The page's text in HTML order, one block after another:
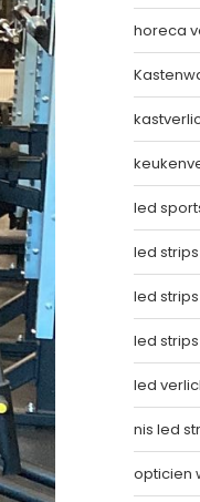
horeca
led
led
led
led
led
nis led
opticien